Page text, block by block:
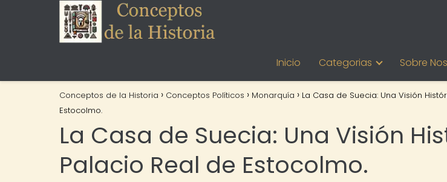
Inicio Categorias Sobre
Conceptos de la Historia Conceptos Políticos Monarquía
La Casa de Suecia: Una Visión
Estocolmo.
La Casa de Suecia: Una Visión
Palacio Real de Estocolmo.